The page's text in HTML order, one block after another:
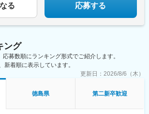
駅、北宇和島駅、伏石駅、下曽根駅、高城駅、杵築
る 応募する
ング
募数順にランキング形式でご紹介します。
新着順に表示しています。
更新日： 2026/8/6（木）
徳島県 第二新卒歓迎